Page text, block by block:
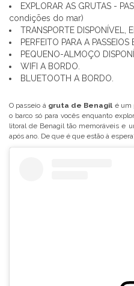
EXPLORAR AS GRUTAS -
condições do mar)
TRANSPORTE DISPONÍVEL,
PERFEITO PARA A PASSEIOS
PEQUENO-ALMOÇO
WIFI A BORDO.
BLUETOOTH A BORDO.
O passeio á gruta de Benagil é um
o barco só para vocês enquanto
litoral de Benagil tão memoráveis e
após ano. De que é que estão à